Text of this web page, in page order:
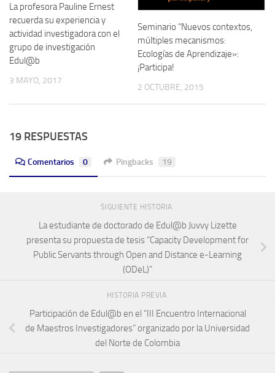
La profesora Pauline Ernest
recuerda su experiencia y
actividad investigadora con el
grupo de investigación
Edul@b
3 MAYO, 2017
Seminario “Nuevos contextos,
múltiples mecanismos:
Ecologías de Aprendizaje»:
¡Participa!
2 OCTUBRE, 2015
19 RESPUESTAS
Comentarios 0 Pingbacks 19
SIGUIENTE HISTORIA
La estudiante de doctorado de Edul@b Juvvy Lizette
presenta su propuesta de tesis “Capacity Development for
Public Servants through Open and Distance e-Learning
(ODeL)”
HISTORIA PREVIA
Participación de Edul@b en el “III Encuentro Internacional
de Maestros Investigadores” organizado por la Universidad
del Norte de Colombia